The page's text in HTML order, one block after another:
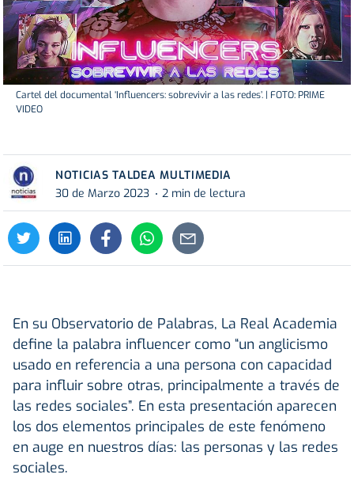
Cartel del documental ‘Influencers: sobrevivir a las redes’. | FOTO: PRIME
VIDEO
NOTICIAS TALDEA MULTIMEDIA
30 de Marzo 2023
2 min de lectura
En su Observatorio de Palabras, La Real Academia
define la palabra influencer como “un anglicismo
usado en referencia a una persona con capacidad
para influir sobre otras, principalmente a través de
las redes sociales”. En esta presentación aparecen
los dos elementos principales de este fenómeno
en auge en nuestros días: las personas y las redes
sociales.